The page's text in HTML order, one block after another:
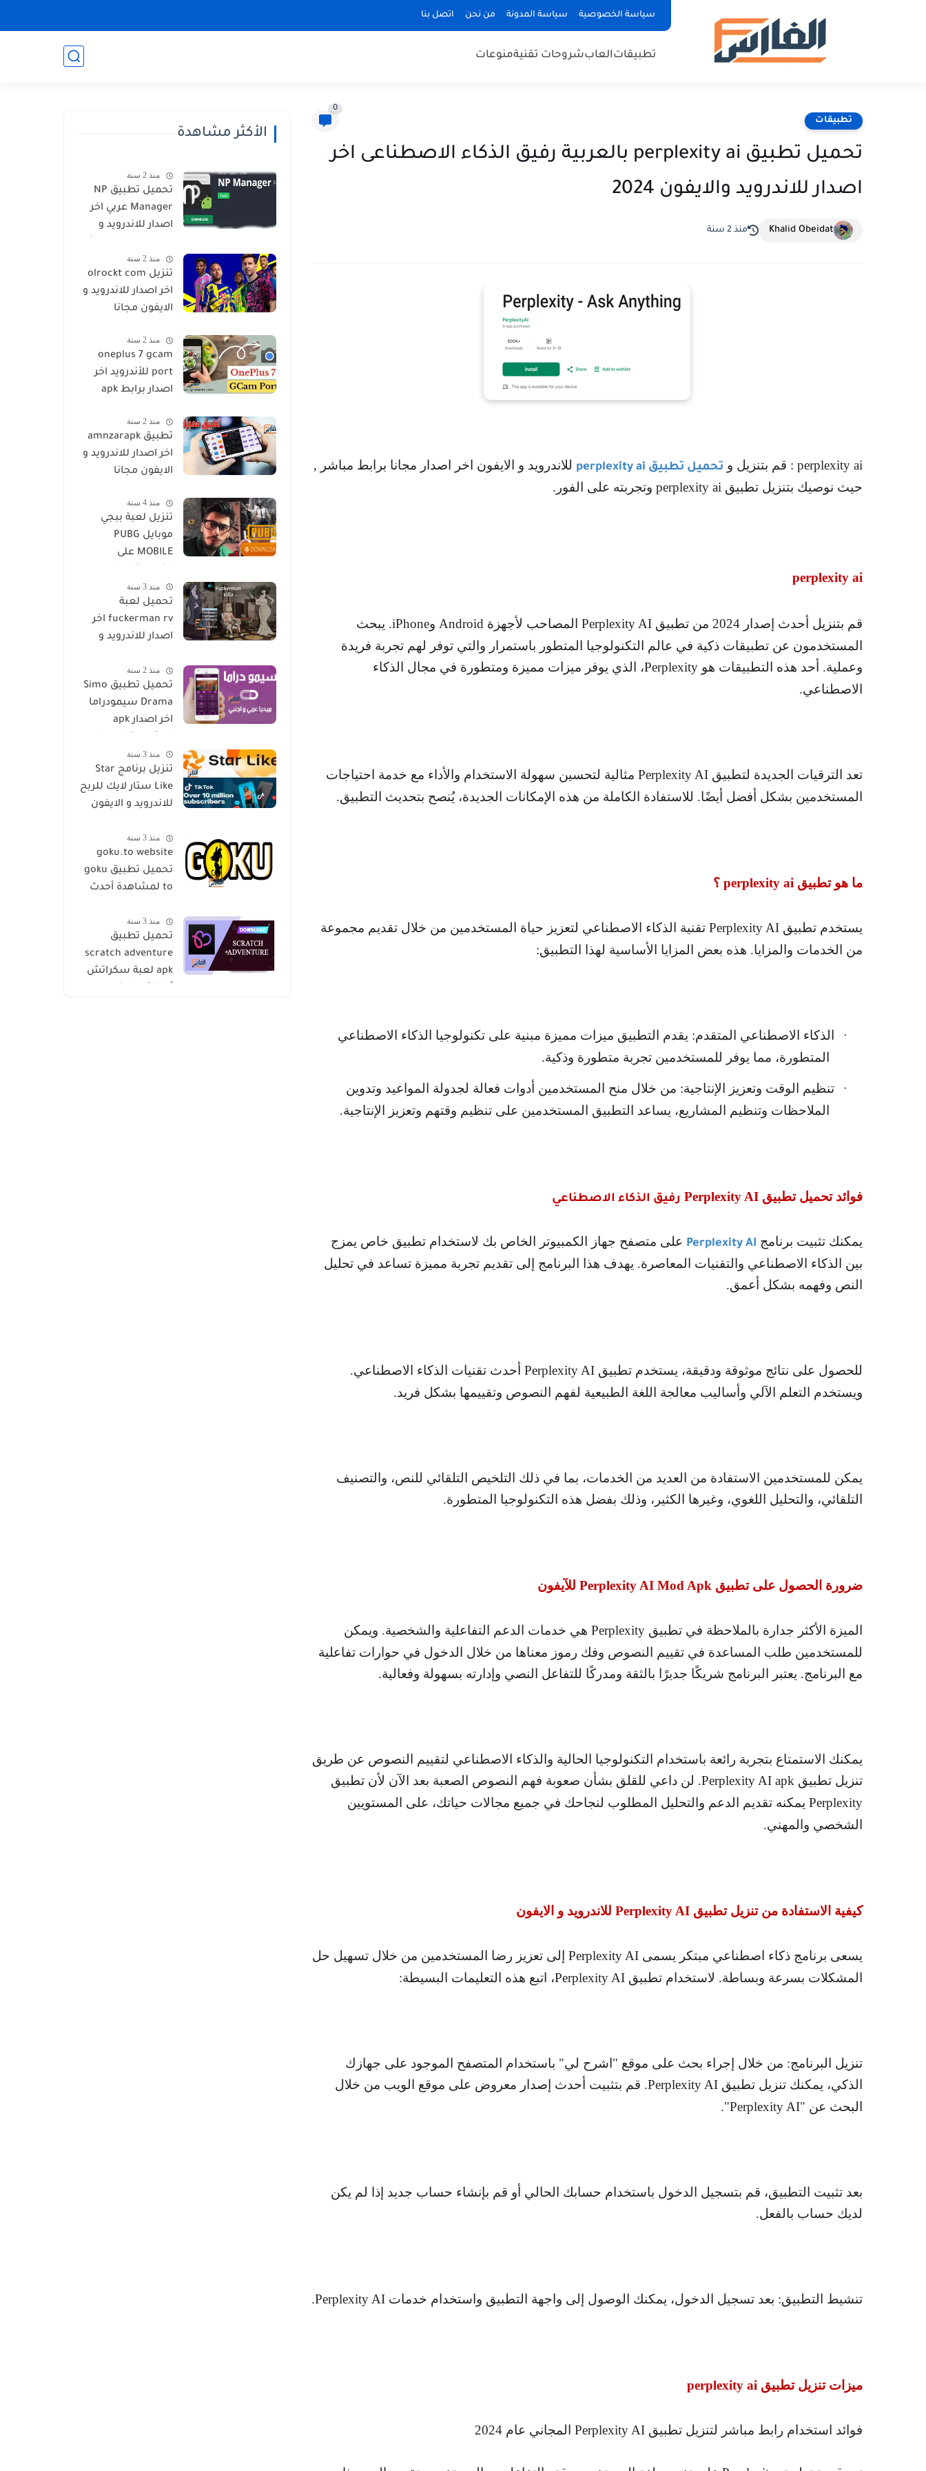
سياسة الخصوصية سياسة المدونة من نحن اتصل بنا
تطبيقاتالعابشروحات تقنيةمنوعات
تطبيقات
0
تحميل تطبيق perplexity ai بالعربية رفيق الذكاء الاصطناعى اخر
اصدار للاندرويد والايفون 2024
Khalid Obeidat منذ 2 سنة
perplexity ai : قم بتنزيل و تحميل تطبيق perplexity ai للاندرويد و الايفون اخر اصدار مجانا برابط مباشر ,
حيث نوصيك بتنزيل تطبيق perplexity ai وتجربته على الفور.
perplexity ai
قم بتنزيل أحدث إصدار 2024 من تطبيق Perplexity AI المصاحب لأجهزة Android وiPhone. يبحث
المستخدمون عن تطبيقات ذكية في عالم التكنولوجيا المتطور باستمرار والتي توفر لهم تجربة فريدة
وعملية. أحد هذه التطبيقات هو Perplexity، الذي يوفر ميزات مميزة ومتطورة في مجال الذكاء
الاصطناعي.
تعد الترقيات الجديدة لتطبيق Perplexity AI مثالية لتحسين سهولة الاستخدام والأداء مع خدمة احتياجات
المستخدمين بشكل أفضل أيضًا. للاستفادة الكاملة من هذه الإمكانات الجديدة، يُنصح بتحديث التطبيق.
ما هو تطبيق perplexity ai ؟
يستخدم تطبيق Perplexity AI تقنية الذكاء الاصطناعي لتعزيز حياة المستخدمين من خلال تقديم مجموعة
من الخدمات والمزايا. هذه بعض المزايا الأساسية لهذا التطبيق:
·
الذكاء الاصطناعي المتقدم: يقدم التطبيق ميزات مميزة مبنية على تكنولوجيا الذكاء الاصطناعي
المتطورة، مما يوفر للمستخدمين تجربة متطورة وذكية.
·
تنظيم الوقت وتعزيز الإنتاجية: من خلال منح المستخدمين أدوات فعالة لجدولة المواعيد وتدوين
الملاحظات وتنظيم المشاريع، يساعد التطبيق المستخدمين على تنظيم وقتهم وتعزيز الإنتاجية.
فوائد تحميل تطبيق Perplexity AI رفيق الذكاء الاصطناعي
يمكنك تثبيت برنامج Perplexity AI على متصفح جهاز الكمبيوتر الخاص بك لاستخدام تطبيق خاص يمزج
بين الذكاء الاصطناعي والتقنيات المعاصرة. يهدف هذا البرنامج إلى تقديم تجربة مميزة تساعد في تحليل
النص وفهمه بشكل أعمق.
للحصول على نتائج موثوقة ودقيقة، يستخدم تطبيق Perplexity AI أحدث تقنيات الذكاء الاصطناعي.
ويستخدم التعلم الآلي وأساليب معالجة اللغة الطبيعية لفهم النصوص وتقييمها بشكل فريد.
يمكن للمستخدمين الاستفادة من العديد من الخدمات، بما في ذلك التلخيص التلقائي للنص، والتصنيف
التلقائي، والتحليل اللغوي، وغيرها الكثير، وذلك بفضل هذه التكنولوجيا المتطورة.
ضرورة الحصول على تطبيق Perplexity AI Mod Apk للآيفون
الميزة الأكثر جدارة بالملاحظة في تطبيق Perplexity هي خدمات الدعم التفاعلية والشخصية. ويمكن
للمستخدمين طلب المساعدة في تقييم النصوص وفك رموز معناها من خلال الدخول في حوارات تفاعلية
مع البرنامج. يعتبر البرنامج شريكًا جديرًا بالثقة ومدركًا للتفاعل النصي وإدارته بسهولة وفعالية.
يمكنك الاستمتاع بتجربة رائعة باستخدام التكنولوجيا الحالية والذكاء الاصطناعي لتقييم النصوص عن طريق
تنزيل تطبيق Perplexity AI apk. لن داعي للقلق بشأن صعوبة فهم النصوص الصعبة بعد الآن لأن تطبيق
Perplexity يمكنه تقديم الدعم والتحليل المطلوب لنجاحك في جميع مجالات حياتك، على المستويين
الشخصي والمهني.
كيفية الاستفادة من تنزيل تطبيق Perplexity AI للاندرويد و الايفون
يسعى برنامج ذكاء اصطناعي مبتكر يسمى Perplexity AI إلى تعزيز رضا المستخدمين من خلال تسهيل حل
المشكلات بسرعة وبساطة. لاستخدام تطبيق Perplexity AI، اتبع هذه التعليمات البسيطة:
تنزيل البرنامج: من خلال إجراء بحث على موقع "اشرح لي" باستخدام المتصفح الموجود على جهازك
الذكي، يمكنك تنزيل تطبيق Perplexity AI. قم بتثبيت أحدث إصدار معروض على موقع الويب من خلال
البحث عن "Perplexity AI
".
بعد تثبيت التطبيق، قم بتسجيل الدخول باستخدام حسابك الحالي أو قم بإنشاء حساب جديد إذا لم يكن
لديك حساب بالفعل.
تنشيط التطبيق: بعد تسجيل الدخول، يمكنك الوصول إلى واجهة التطبيق واستخدام خدمات Perplexity AI
.
ميزات تنزيل تطبيق perplexity ai
فوائد استخدام رابط مباشر لتنزيل تطبيق Perplexity AI المجاني عام 2024
الأكثر مشاهدة
منذ 2 سنة
تحميل تطبيق NP
Manager عربي اخر
اصدار للاندرويد و
منذ 2 سنة
تنزيل olrockt com
اخر اصدار للاندرويد و
الايفون مجانا
منذ 2 سنة
oneplus 7 gcam
port للأندرويد اخر
اصدار برابط apk
منذ 2 سنة
تطبيق amnzarapk
اخر اصدار للاندرويد و
الايفون مجانا
منذ 4 سنة
تنزيل لعبة ببجي
موبايل PUBG
MOBILE على
توب مجانا
منذ 3 سنة
تحميل لعبة
fuckerman rv اخر
اصدار للاندرويد و
منذ 2 سنة
تحميل تطبيق Simo
Drama سيمودراما
اخر اصدار apk
العالمية مجانا
منذ 3 سنة
تنزيل برنامج Star
Like ستار لايك للربح
للاندرويد و الايفون
منذ 3 سنة
goku.to website
تحميل تطبيق goku
to لمشاهدة أحدث
الأفلام
منذ 3 سنة
تحميل تطبيق
scratch adventure
apk لعبة سكراتش